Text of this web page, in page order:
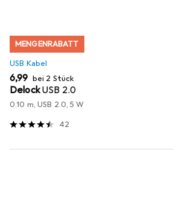
MENGENRABATT
USB Kabel
EUR
6,99 bei 2 Stück
DelockUSB 2.0
0.10 m, USB 2.0, 5 W
42